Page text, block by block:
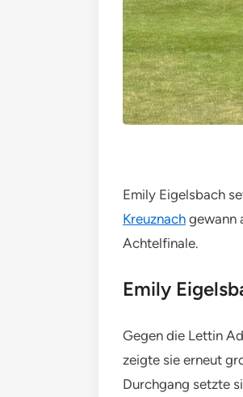
Emily Eigelsbach
Kreuznach gewann
Achtelfinale.
Emily
Gegen die Lettin
zeigte sie erneut
Durchgang setzte